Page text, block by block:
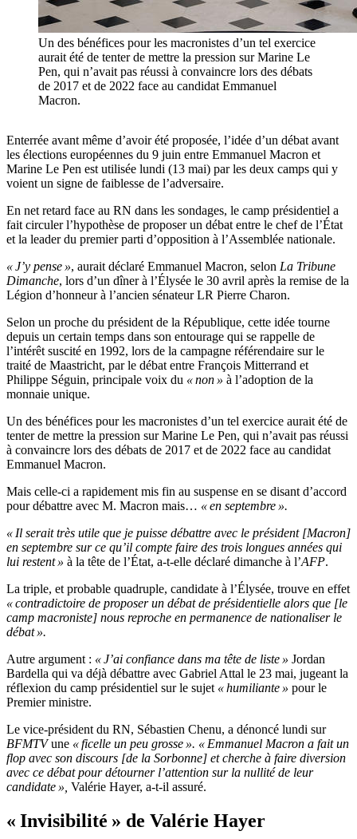
Un des bénéfices pour les macronistes d’un tel exercice
aurait été de tenter de mettre la pression sur Marine Le
Pen, qui n’avait pas réussi à convaincre lors des débats
de 2017 et de 2022 face au candidat Emmanuel
Macron.
Enterrée avant même d’avoir été proposée, l’idée d’un débat avant
les élections européennes du 9 juin entre Emmanuel Macron et
Marine Le Pen est utilisée lundi (13 mai) par les deux camps qui y
voient un signe de faiblesse de l’adversaire.
En net retard face au RN dans les sondages, le camp présidentiel a
fait circuler l’hypothèse de proposer un débat entre le chef de l’État
et la leader du premier parti d’opposition à l’Assemblée nationale.
« J’y pense », aurait déclaré Emmanuel Macron, selon La Tribune
Dimanche, lors d’un dîner à l’Élysée le 30 avril après la remise de la
Légion d’honneur à l’ancien sénateur LR Pierre Charon.
Selon un proche du président de la République, cette idée tourne
depuis un certain temps dans son entourage qui se rappelle de
l’intérêt suscité en 1992, lors de la campagne référendaire sur le
traité de Maastricht, par le débat entre François Mitterrand et
Philippe Séguin, principale voix du « non » à l’adoption de la
monnaie unique.
Un des bénéfices pour les macronistes d’un tel exercice aurait été de
tenter de mettre la pression sur Marine Le Pen, qui n’avait pas réussi
à convaincre lors des débats de 2017 et de 2022 face au candidat
Emmanuel Macron.
Mais celle-ci a rapidement mis fin au suspense en se disant d’accord
pour débattre avec M. Macron mais… « en septembre ».
« Il serait très utile que je puisse débattre avec le président [Macron]
en septembre sur ce qu’il compte faire des trois longues années qui
lui restent » à la tête de l’État, a-t-elle déclaré dimanche à l’AFP.
La triple, et probable quadruple, candidate à l’Élysée, trouve en effet
« contradictoire de proposer un débat de présidentielle alors que [le
camp macroniste] nous reproche en permanence de nationaliser le
débat ».
Autre argument : « J’ai confiance dans ma tête de liste » Jordan
Bardella qui va déjà débattre avec Gabriel Attal le 23 mai, jugeant la
réflexion du camp présidentiel sur le sujet « humiliante » pour le
Premier ministre.
Le vice-président du RN, Sébastien Chenu, a dénoncé lundi sur
BFMTVune « ficelle un peu grosse ». « Emmanuel Macron a fait un
flop avec son discours [de la Sorbonne] et cherche à faire diversion
avec ce débat pour détourner l’attention sur la nullité de leur
candidate », Valérie Hayer, a-t-il assuré.
« Invisibilité » de Valérie Hayer